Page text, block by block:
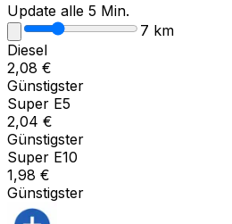
Update alle 5 Min.
7 km
Diesel
2,08 €
Günstigster
Super E5
2,04 €
Günstigster
Super E10
1,98 €
Günstigster